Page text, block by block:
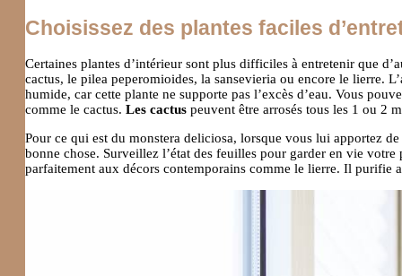
Choisissez des plantes faciles
Certaines plantes d’intérieur sont plus difficiles à entretenir que
cactus, le pilea peperomioides, la sansevieria ou encore le lierre.
humide, car cette plante ne supporte pas l’excès d’eau. Vous
comme le cactus. Les cactus peuvent être arrosés tous les 1 ou 2
Pour ce qui est du monstera deliciosa, lorsque vous lui apportez
bonne chose. Surveillez l’état des feuilles pour garder en vie
parfaitement aux décors contemporains comme le lierre. Il purifie